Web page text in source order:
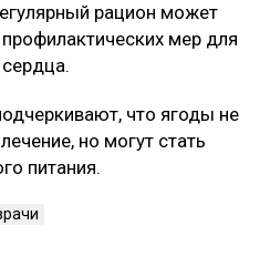
рацион может
мер для
что ягоды не
но могут стать
питания.